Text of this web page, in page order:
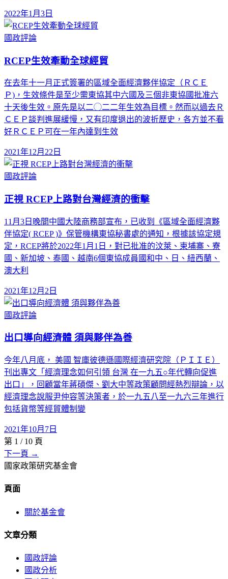
2022年1月3日
國政評論
RCEP生效牽動全球經貿
在去年十一月正式簽署的區域全面經濟夥伴協定（ＲＣＥ
Ｐ)，生效條件是至少需東協其中六國及三個非東協國批准六
十天後生效。原先是以二◯二二年生效為目標。然而以過去Ｒ
ＣＥＰ談判進展緩慢，又有印度退出的波折歷史，各方並不看
好ＲＣＥＰ可在一年內達到生效
2021年12月22日
國政評論
正視 RCEP上路對台灣經濟的衝擊
11月3日晚間中國大陸商務部宣布，已收到《區域全面經濟夥
伴協定( RCEP )》保管機構東協秘書處的通知，根據該協定規
定，RCEP將於2022年1月1日，對已批准的汶萊、柬埔寨、寮
國、新加坡、泰國、越南6個東協成員國和中、日、紐西蘭、
澳大利
2021年12月2日
國政評論
出口導向經濟體 須與夥伴為善
今年八月底， 美國 智庫彼德遜國際經濟研究院（ＰＩＩＥ）
刊出專文「經濟理念如何引領 台灣 在一九五○年代轉向促進
出口」，回顧當年蔣碩傑、劉大中等政策顧問經熱烈辯論，以
經濟理念說服尹仲容等決策者，於一九五八至一九六三年進行
包括貨幣等經貿體制變
2021年10月7日
第 1 / 10 頁
下一頁 →
國家政策研究基金會
頁面
關於基金會
文章分類
國政評論
國政分析